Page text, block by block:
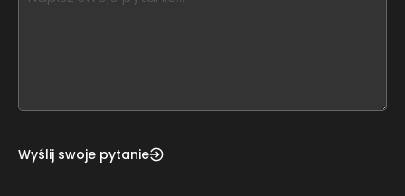
leave
Wyślij swoje pytanie